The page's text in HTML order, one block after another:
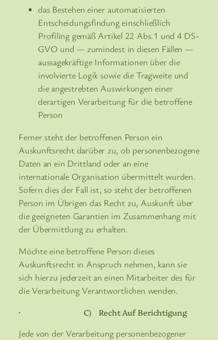
das Bestehen einer automatisierten
Entscheidungsfindung einschließlich
Profiling gemäß Artikel 22 Abs.1 und 4 DS-
GVO und — zumindest in diesen Fällen —
aussagekräftige Informationen über die
involvierte Logik sowie die Tragweite und
die angestrebten Auswirkungen einer
derartigen Verarbeitung für die betroffene
Person
Ferner steht der betroffenen Person ein
Auskunftsrecht darüber zu, ob personenbezogene
Daten an ein Drittland oder an eine
internationale Organisation übermittelt wurden.
Sofern dies der Fall ist, so steht der betroffenen
Person im Übrigen das Recht zu, Auskunft über
die geeigneten Garantien im Zusammenhang mit
der Übermittlung zu erhalten.
Möchte eine betroffene Person dieses
Auskunftsrecht in Anspruch nehmen, kann sie
sich hierzu jederzeit an einen Mitarbeiter des für
die Verarbeitung Verantwortlichen wenden.
· C) Recht Auf Berichtigung
Jede von der Verarbeitung personenbezogener